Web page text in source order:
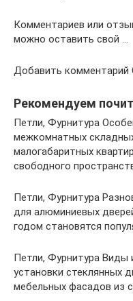
Комментариев или
можно оставить свой …
Добавить комментарий
Рекомендуем
Петли, Фурнитура
межкомнатных
малогабаритных
свободного
Петли, Фурнитура
для алюминиевых
годом становятся
Петли, Фурнитура Виды
установки стеклянных
мебельных фасадов из